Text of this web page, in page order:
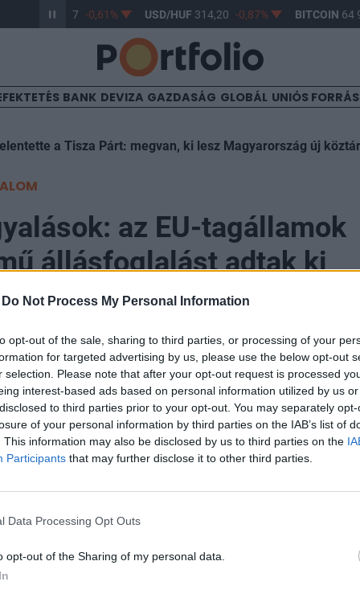
Do Not Process My Personal Information
opt-out of the sale, sharing to third parties, or processing of your
for targeted advertising by us, please use the below opt-out
selection. Please note that after your opt-out request is processed
interest-based ads based on personal information utilized by us
to third parties prior to your opt-out. You may separately
of your personal information by third parties on the IAB’s list of
This information may also be disclosed by us to third parties on the
Participants that may further disclose it to other third parties.
Data Processing Opt Outs
opt-out of the Sharing of my personal data.
363,17 -0,61% USD/HUF314,20 -0,87% BITCOIN64
BANK DEVIZA GAZDASÁG GLOBÁL UNIÓS
a Tisza Párt: megvan, ki lesz Magyarország új
az EU-tagállamok
állásfoglalást adtak ki
ismételten megerősítette Ukrajna melletti
teljes körű inváziójának kezdete után. A
az EU továbbra is politikai, gazdasági,
mindaddig, amíg az szükséges. Az Európai
béke előmozdítása a nemzetközi jog elvei alapján,
tagállamok, így Magyarország is az új uniós
csúcstalálkozóján. A magyar kormány béketervét
az Európai Tanács hangsúlyozta, hogy fokozni kell az